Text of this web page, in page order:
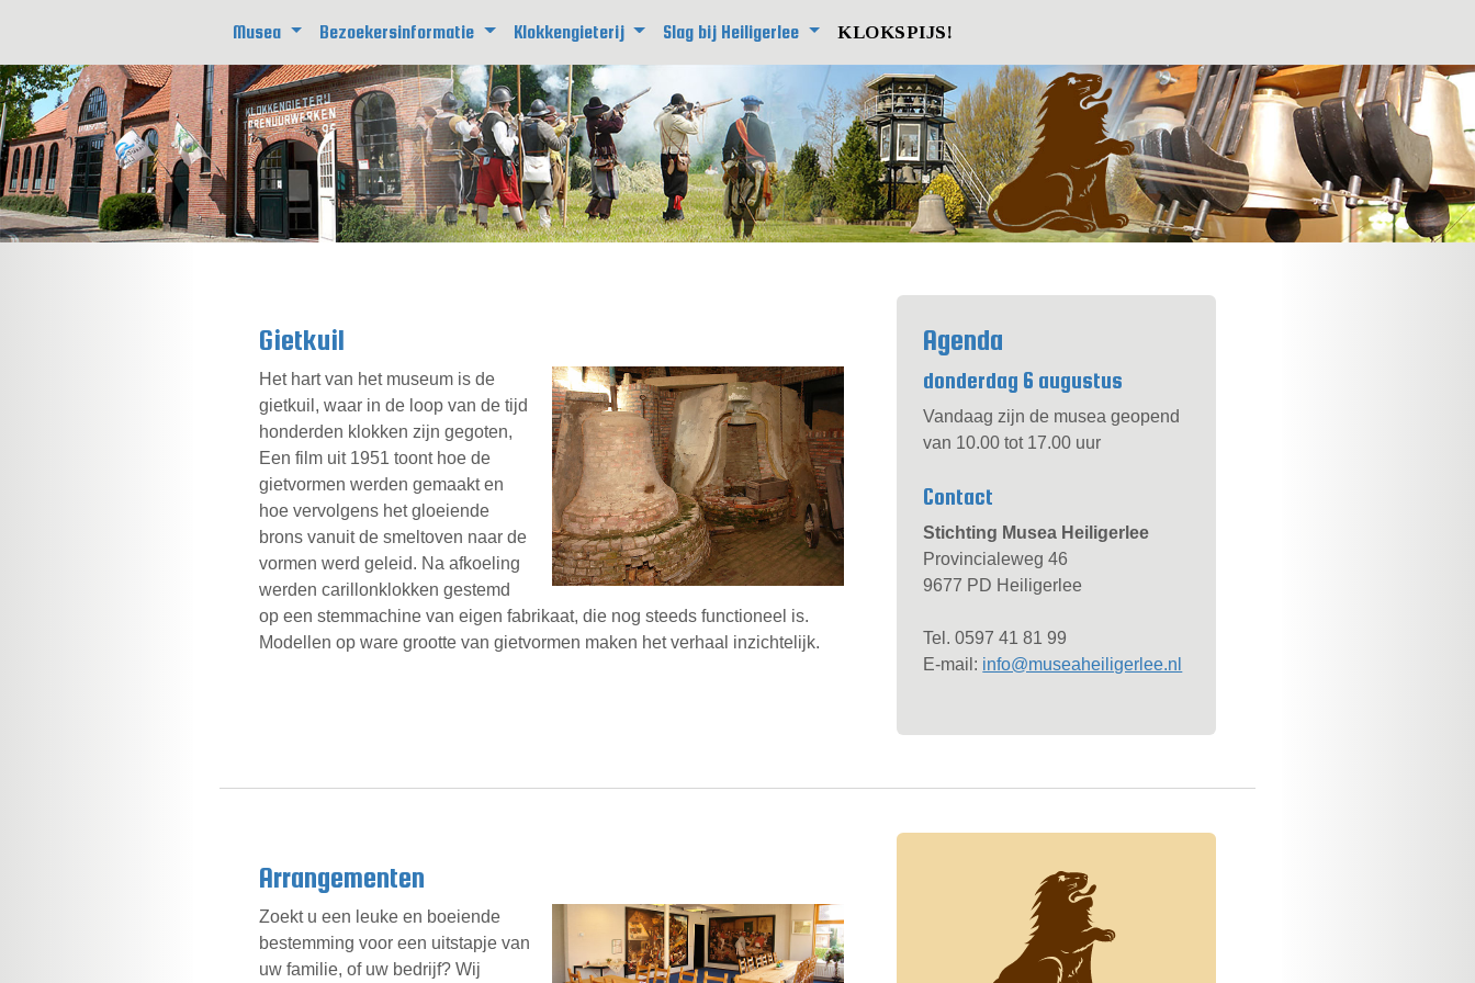
Musea Bezoekersinformatie Klokkengieterij Slag bij Heiligerlee KLOKSPIJS!
Gietkuil
Het hart van het museum is de
gietkuil, waar in de loop van de tijd
honderden klokken zijn gegoten,
Een film uit 1951 toont hoe de
gietvormen werden gemaakt en
hoe vervolgens het gloeiende
brons vanuit de smeltoven naar de
vormen werd geleid. Na afkoeling
werden carillonklokken gestemd
op een stemmachine van eigen fabrikaat, die nog steeds functioneel is.
Modellen op ware grootte van gietvormen maken het verhaal inzichtelijk.
Agenda
donderdag 6 augustus
Vandaag zijn de musea geopend
van 10.00 tot 17.00 uur
Contact
Stichting Musea Heiligerlee
Provincialeweg 46
9677 PD Heiligerlee
Tel. 0597 41 81 99
E-mail: info@museaheiligerlee.nl
Arrangementen
Zoekt u een leuke en boeiende
bestemming voor een uitstapje van
uw familie, of uw bedrijf? Wij